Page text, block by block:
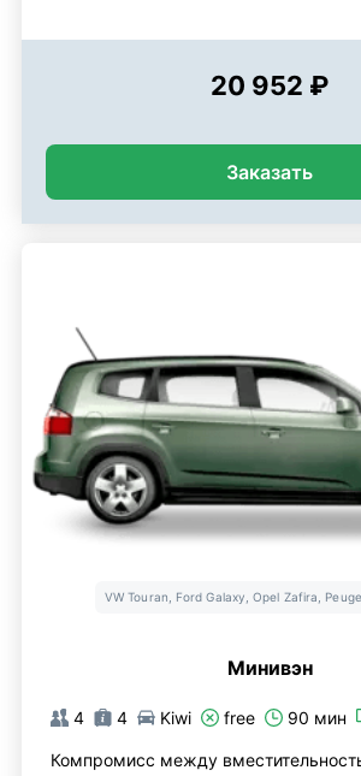
20 952 ₽
Заказать
VW Touran, Ford Galaxy, Opel Zafira,
Минивэн
4 4 Kiwi free 90 мин
Компромисс между